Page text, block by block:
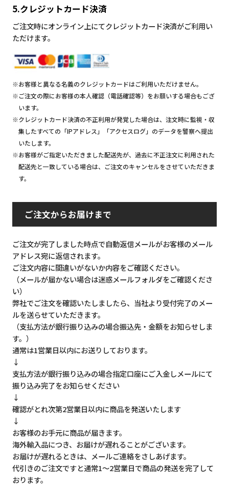
5.クレジットカード決済
ご注文時にオンライン上にてクレジットカード決済がご利用い
ただけます。
※お客様と異なる名義のクレジットカードはご利用いただけません。
※ご注文の際にお客様の本人確認（電話確認等）をお願いする場合もござ
います。
※クレジットカード決済の不正利用が発覚した場合は、注文時に監視・収
集したすべての「IPアドレス」「アクセスログ」のデータを警察へ提出
いたします。
※お客様がご指定いただきました配送先が、過去に不正注文に利用された
配送先と一致している場合は、ご注文のキャンセルをさせていただきま
す。
ご注文からお届けまで
ご注文が完了しました時点で自動返信メールがお客様のメール
アドレス宛に返信されます。
ご注文内容に間違いがないか内容をご確認ください。
（メールが届かない場合は迷惑メールフォルダをご確認くださ
い）
弊社でご注文を確認いたしましたら、当社より受付完了のメー
ルを送らせていただきます。
（支払方法が銀行振り込みの場合振込先・金額をお知らせしま
す。）
通常は1営業日以内にお送りしております。
↓
支払方法が銀行振り込みの場合指定口座にご入金しメールにて
振り込み完了をお知らせください
↓
確認がとれ次第2営業日以内に商品を発送いたします
↓
お客様のお手元に商品が届きます。
海外輸入品につき、お届けが遅れることがございます。
お届けが遅れるときは、メールご連絡をさしあげます。
代引きのご注文ですと通常1～2営業日で商品の発送を完了して
おります。